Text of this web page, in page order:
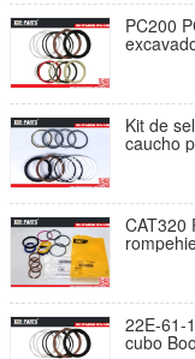
PC200
Kit de
caucho
CAT320
22E-61-
cubo